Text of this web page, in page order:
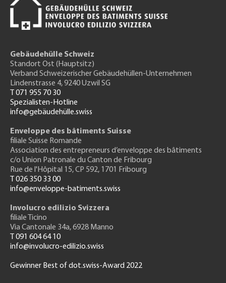
Gebäudehülle Schweiz
Standort Ost (Hauptsitz)
Verband Schweizerischer Gebäudehüllen-Unternehmen
Lindenstrasse 4, 9240 Uzwil SG
T 071 955 70 30
Spezialisten-Hotline
info@gebäudehülle.swiss
Enveloppe des bâtiments Suisse
filiale Suisse Romande
Association des entrepreneurs d’enveloppe des bâtiments
c/o Union Patronale du Canton de Fribourg
Rue de l'Hôpital 15, CP 592, 1701 Fribourg
T 026 350 33 00
info@enveloppe-batiments.swiss
Involucro edilizio Svizzera
filiale Ticino
Via Cantonale 34a, 6928 Manno
T 091 604 64 10
info@involucro-edilizio.swiss
Gewinner Best of dot.swiss-Award 2022